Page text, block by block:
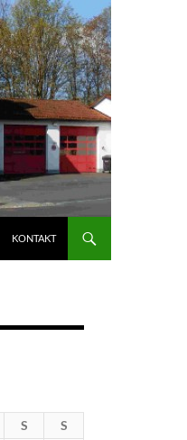
KONTAKT
S S